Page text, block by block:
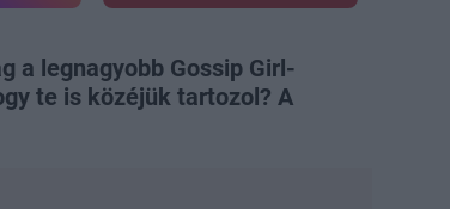
a legnagyobb Gossip Girl-
te is közéjük tartozol? A